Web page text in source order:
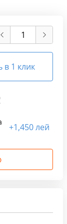
в 1 клик
+1,450 лей